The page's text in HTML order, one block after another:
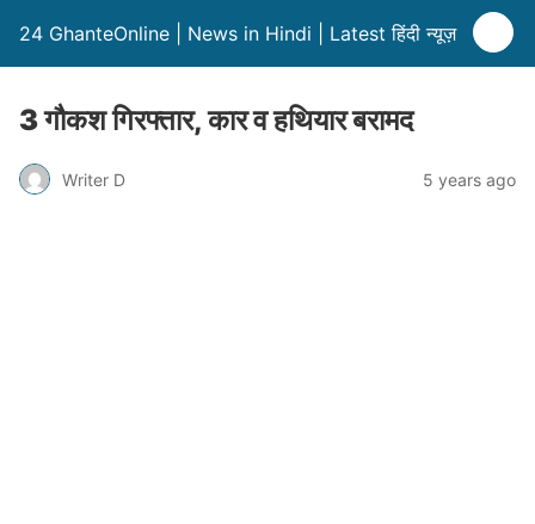
24 GhanteOnline | News in Hindi | Latest हिंदी न्यूज़
3 गौकश गिरफ्तार, कार व हथियार बरामद
Writer D 5 years ago